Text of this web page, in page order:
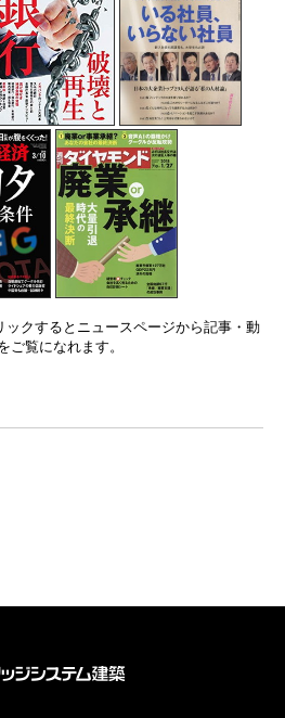
クするとニュースページから記事・動
ご覧になれます。